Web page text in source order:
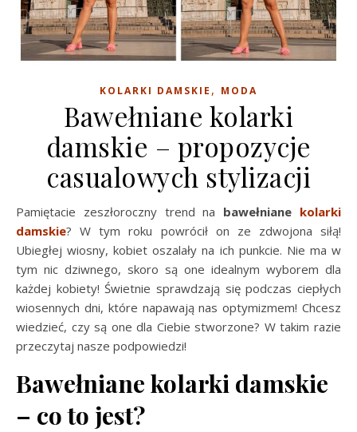
KOLARKI DAMSKIE , MODA
Bawełniane kolarki
damskie – propozycje
casualowych stylizacji
Pamiętacie zeszłoroczny trend na bawełniane kolarki
damskie? W tym roku powrócił on ze zdwojona siłą!
Ubiegłej wiosny, kobiet oszalały na ich punkcie. Nie ma w
tym nic dziwnego, skoro są one idealnym wyborem dla
każdej kobiety! Świetnie sprawdzają się podczas ciepłych
wiosennych dni, które napawają nas optymizmem! Chcesz
wiedzieć, czy są one dla Ciebie stworzone? W takim razie
przeczytaj nasze podpowiedzi!
Bawełniane kolarki damskie
– co to jest?